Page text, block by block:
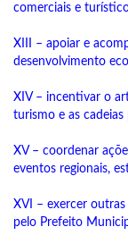
comerciais e
XIII – apoiar e
desenvolvimento
XIV – incentivar o
turismo e as
XV – coordenar
eventos regionais,
XVI – exercer
pelo Prefeito